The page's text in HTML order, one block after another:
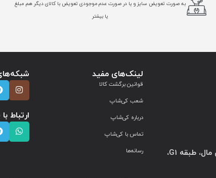
به صورت تعویض سایز و یا در صورت عدم موجودی تعویض با کالای دیگر هم مبلغ
یا بیشتر
آدرس: تهران، بزرگراه شهید خرازی، مجتمع ایران مال، طبقه G1،
لینک‌های مفید
قوانین برگشت کالا
شعب کی‌شاپ
درباره کی‌شاپ
تماس با کی‌شاپ
رسانه‌ها
ارتباط